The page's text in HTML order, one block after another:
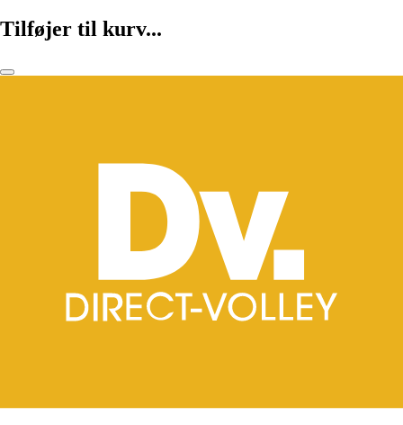
Tilføjer til kurv...